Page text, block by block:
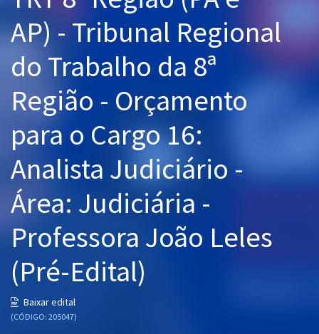
Graduação
Mentorias
Questões grátis
Conteúdo gratuito
Blog
Aprovados
Atendimento
AP) - Tribunal Regional
do Trabalho da 8ª
Região - Orçamento
para o Cargo 16:
Analista Judiciário -
Área: Judiciária -
Professora João Leles
(Pré-Edital)
Baixar edital
(CÓDIGO: 205047)